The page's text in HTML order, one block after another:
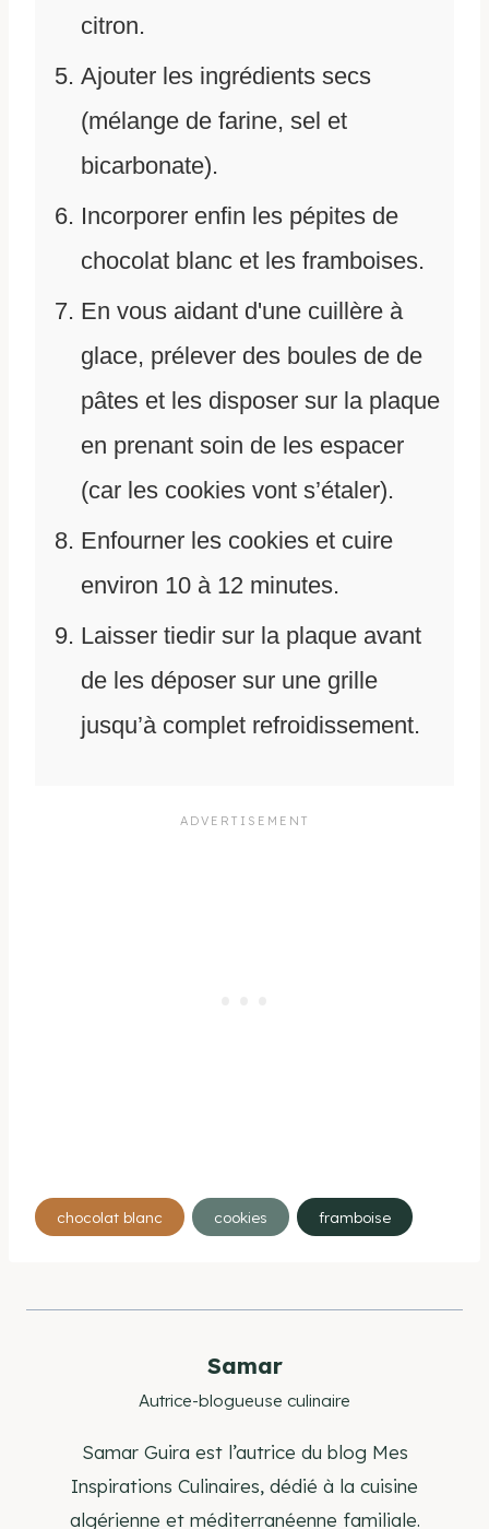
citron.
Ajouter les ingrédients secs
(mélange de farine, sel et
bicarbonate).
Incorporer enfin les pépites de
chocolat blanc et les framboises.
En vous aidant d'une cuillère à
glace, prélever des boules de de
pâtes et les disposer sur la plaque
en prenant soin de les espacer
(car les cookies vont s’étaler).
Enfourner les cookies et cuire
environ 10 à 12 minutes.
Laisser tiedir sur la plaque avant
de les déposer sur une grille
jusqu’à complet refroidissement.
Étiquettes
de
publication :
chocolat blanc cookies framboise
Samar
Autrice-blogueuse culinaire
Samar Guira est l’autrice du blog Mes
Inspirations Culinaires, dédié à la cuisine
algérienne et méditerranéenne familiale.